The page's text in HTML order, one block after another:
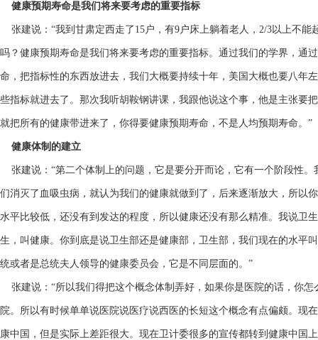
健康预期寿命是我们将来要考虑的重要指标
张建说：“我到甘肃定西走了15户，有9户床上躺着老人，2/3以上不能
吗？健康预期寿命是我们将来要考虑的重要指标。通过我们的学界，通
命，把指标性的东西放进去，我们大概要持续十年，美国大概也要八年
些指标就进去了。那次我听胡鞍钢讲课，我跟他说这个事，他是主张要
就把所有的健康带进来了，你得要健康预期寿命，不是人均预期寿命。”
健康体制的建立
张建说：“第二个体制上的问题，它是要分开而论，它有一个阶段性
们消灭了血吸虫病，就认为我们的健康就做到了，后来逐渐放大，所以
水平比较低，还没有到发达的程度，所以健康还没有那么精准。我说卫
生，叫健康。你到底是说卫生部还是健康部，卫生部，我们现在的水平
统或者是总统夫人领导的健康委员会，它是不同层面的。”
张建说：“所以我们得把这个概念体制弄好，如果你是医院的话，你
院。所以有时候单单说医院说医疗说西医的长短这个概念有点偏颇。现
康中国，但是实际上差距很大。现在卫计委很多的宣传都转到健康中国